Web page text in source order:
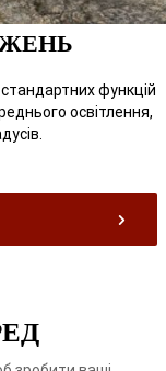
функцій
освітлення,